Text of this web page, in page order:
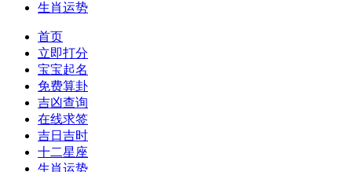
生肖运势
首页
立即打分
宝宝起名
免费算卦
吉凶查询
在线求签
吉日吉时
十二星座
生肖运势